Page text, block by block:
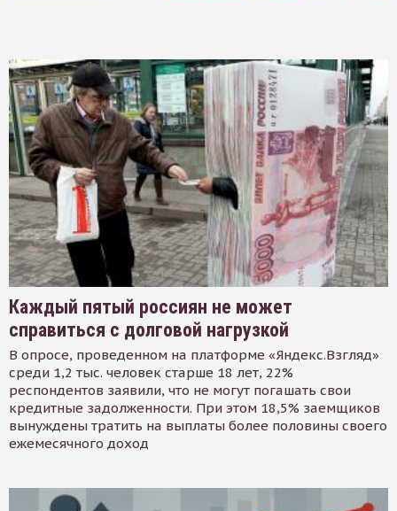
Каждый пятый россиян не может
справиться с долговой нагрузкой
В опросе, проведенном на платформе «Яндекс.Взгляд»
среди 1,2 тыс. человек старше 18 лет, 22%
респондентов заявили, что не могут погашать свои
кредитные задолженности. При этом 18,5% заемщиков
вынуждены тратить на выплаты более половины своего
ежемесячного доход